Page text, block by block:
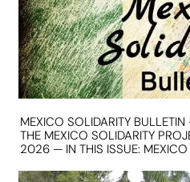
MEXICO SOLIDARITY
THE MEXICO SOLIDARITY
2026 — IN THIS ISSUE: